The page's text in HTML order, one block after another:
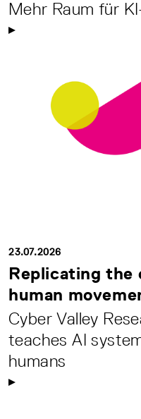
Mehr Raum für
23.07.2026
Replicating the
human
Cyber Valley
teaches AI
humans